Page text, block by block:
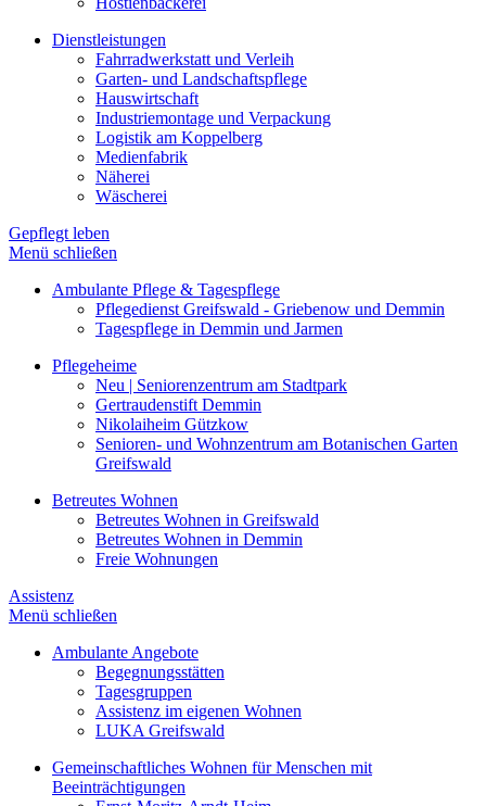
Dienstleistungen
Fahrradwerkstatt und Verleih
Garten- und Landschaftspflege
Hauswirtschaft
Industriemontage und Verpackung
Logistik am Koppelberg
Medienfabrik
Näherei
Wäscherei
Gepflegt leben
Menü schließen
Ambulante Pflege & Tagespflege
Pflegedienst Greifswald - Griebenow und Demmin
Tagespflege in Demmin und Jarmen
Pflegeheime
Neu | Seniorenzentrum am Stadtpark
Gertraudenstift Demmin
Nikolaiheim Gützkow
Senioren- und Wohnzentrum am Botanischen Garten
Greifswald
Betreutes Wohnen
Betreutes Wohnen in Greifswald
Betreutes Wohnen in Demmin
Freie Wohnungen
Assistenz
Menü schließen
Ambulante Angebote
Begegnungsstätten
Tagesgruppen
Assistenz im eigenen Wohnen
LUKA Greifswald
Gemeinschaftliches Wohnen für Menschen mit
Beeinträchtigungen